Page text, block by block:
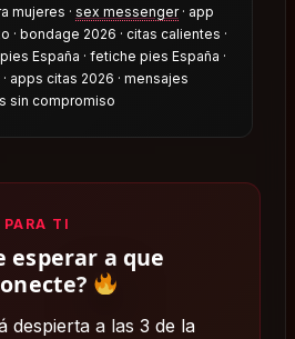
mujeres · sex messenger· app
· bondage 2026 · citas calientes ·
España · fetiche pies España ·
apps citas 2026 · mensajes
sin compromiso
PARA TI
esperar a que
despierta a las 3 de la